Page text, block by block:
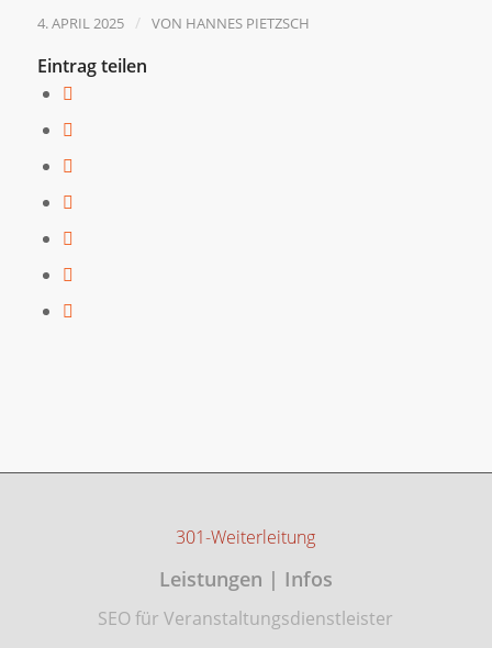
4. APRIL 2025 / VON HANNES PIETZSCH
Eintrag teilen
301-Weiterleitung
Leistungen | Infos
SEO für Veranstaltungsdienstleister